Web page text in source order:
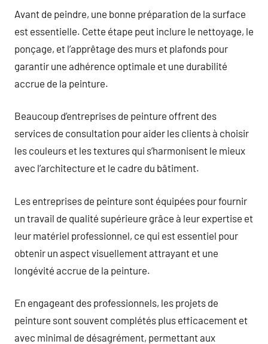
Avant de peindre, une bonne préparation de la surface
est essentielle. Cette étape peut inclure le nettoyage, le
ponçage, et l’apprêtage des murs et plafonds pour
garantir une adhérence optimale et une durabilité
accrue de la peinture.
Beaucoup d’entreprises de peinture offrent des
services de consultation pour aider les clients à choisir
les couleurs et les textures qui s’harmonisent le mieux
avec l’architecture et le cadre du bâtiment.
Les entreprises de peinture sont équipées pour fournir
un travail de qualité supérieure grâce à leur expertise et
leur matériel professionnel, ce qui est essentiel pour
obtenir un aspect visuellement attrayant et une
longévité accrue de la peinture.
En engageant des professionnels, les projets de
peinture sont souvent complétés plus efficacement et
avec minimal de désagrément, permettant aux